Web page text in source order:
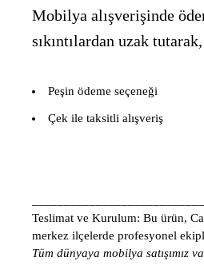
Mobilya alışverişinde
sıkıntılardan uzak
Peşin ödeme seçeneği
Çek ile taksitli alışveriş
Teslimat ve Kurulum: Bu ürün,
merkez ilçelerde profesyonel
Tüm dünyaya mobilya satışımız